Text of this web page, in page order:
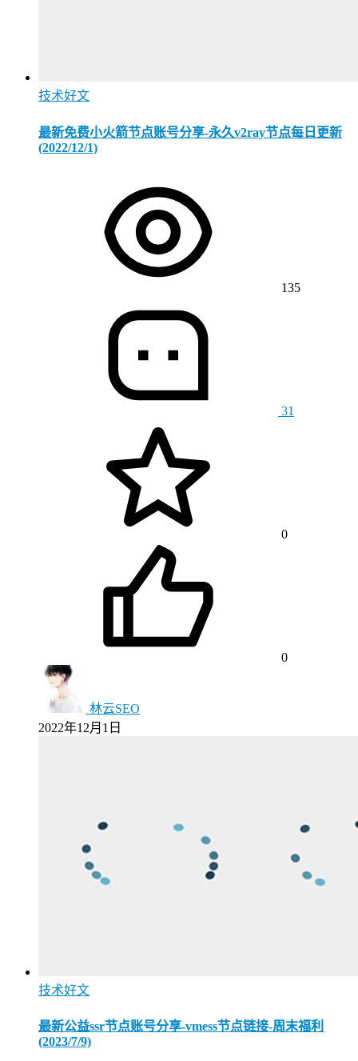
技术好文
最新免费小火箭节点账号分享-永久v2ray节点每日更新
(2022/12/1)
135
31
0
0
林云SEO
2022年12月1日
技术好文
最新公益ssr节点账号分享-vmess节点链接-周末福利
(2023/7/9)